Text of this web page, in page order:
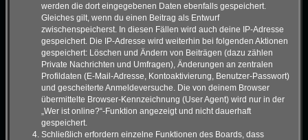
werden die dort eingegebenen Daten ebenfalls gespeichert.
Gleiches gilt, wenn du einen Beitrag als Entwurf
zwischenspeicherst. In diesen Fällen wird auch deine IP-Adresse
gespeichert. Die IP-Adresse wird weiterhin bei folgenden Aktionen
gespeichert: Löschen und Ändern von Beiträgen (dazu zählen
Private Nachrichten und Umfragen), Änderungen an zentralen
Profildaten (E-Mail-Adresse, Kontoaktivierung, Benutzer-Passwort)
und gescheiterte Anmeldeversuche. Die von deinem Browser
übermittelte Browser-Kennzeichnung (User Agent) wird nur in der
„Wer ist online?“-Funktion angezeigt und nicht dauerhaft
gespeichert.
Schließlich erfordern einzelne Funktionen des Boards, dass